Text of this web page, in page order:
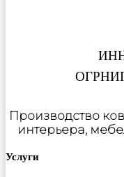
ИНН
ОГРНИП
Производство
интерьера,
Услуги